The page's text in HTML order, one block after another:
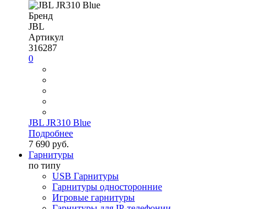
Бренд
JBL
Артикул
316287
0
JBL JR310 Blue
Подробнее
7 690 руб.
Гарнитуры
по типу
USB Гарнитуры
Гарнитуры односторонние
Игровые гарнитуры